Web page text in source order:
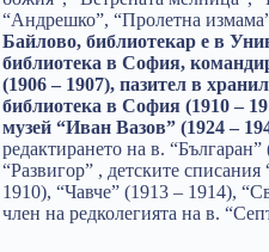
“Андрешко”, “Пролетна
Байлово, библиотекар е в
библиотека в София,
(1906 – 1907), пазител в
библиотека в София (1910 –
музей “Иван Вазов” (1924 –
редактирането на в.
“Развигор” , детските
1910), “Чавче” (1913 – 1914),
член на редколегията на в.